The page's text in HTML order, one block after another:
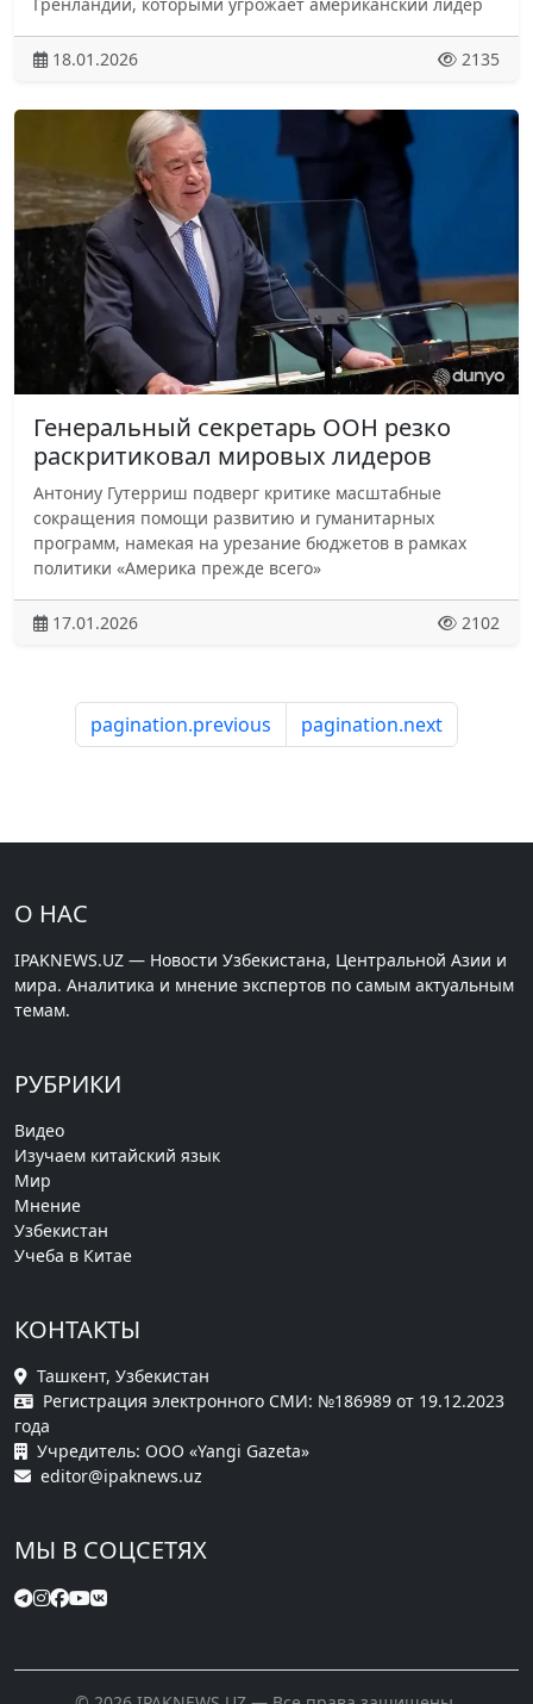
Гренландии, которыми угрожает американский лидер
18.01.2026 2135
Генеральный секретарь ООН резко
раскритиковал мировых лидеров
Антониу Гутерриш подверг критике масштабные
сокращения помощи развитию и гуманитарных
программ, намекая на урезание бюджетов в рамках
политики «Америка прежде всего»
17.01.2026 2102
pagination.previous pagination.next
О НАС
IPAKNEWS.UZ — Новости Узбекистана, Центральной Азии и
мира. Аналитика и мнение экспертов по самым актуальным
темам.
РУБРИКИ
Видео
Изучаем китайский язык
Мир
Мнение
Узбекистан
Учеба в Китае
КОНТАКТЫ
Ташкент, Узбекистан
Регистрация электронного СМИ: №186989 от 19.12.2023
года
Учредитель: ООО «Yangi Gazeta»
editor@ipaknews.uz
МЫ В СОЦСЕТЯХ